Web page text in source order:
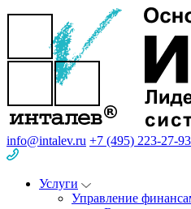
info@intalev.ru +7 (495) 223-27-93
Услуги
Управление